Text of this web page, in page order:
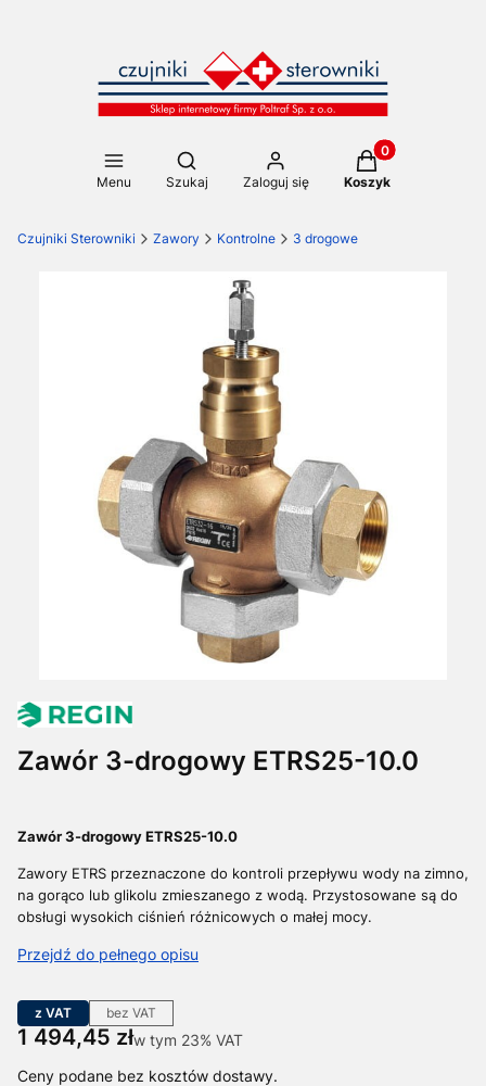
Menu
Otwórz wyszukiwarkę
Szukaj Zaloguj się
Produkty w
Koszyk
Czujniki Sterowniki Zawory Kontrolne 3 drogowe
Zawór 3-drogowy ETRS25-10.0
Zawór 3-drogowy ETRS25-10.0
Zawory ETRS przeznaczone do kontroli przepływu wody na zimno,
na gorąco lub glikolu zmieszanego z wodą. Przystosowane są do
obsługi wysokich ciśnień różnicowych o małej mocy.
Przejdź do pełnego opisu
z VAT bez VAT
Cena
1 494,45 złw tym 23% VAT
w tym 23% VAT
Ceny podane bez kosztów dostawy.